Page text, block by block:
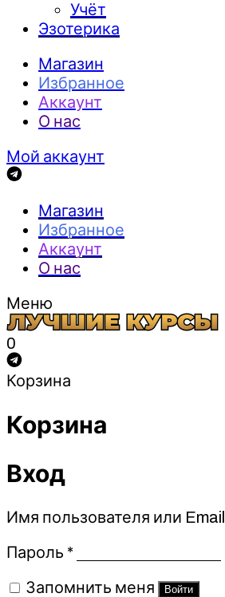
Учёт
Эзотерика
Магазин
Избранное
Аккаунт
О нас
Мой аккаунт
Магазин
Избранное
Аккаунт
О нас
Меню
0
Корзина
Корзина
Вход
Имя пользователя или Email
Пароль *Обязательно
Запомнить меня Войти